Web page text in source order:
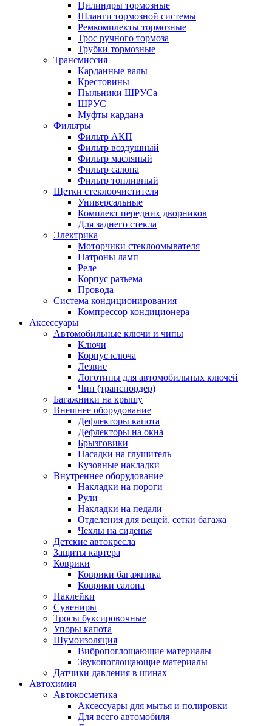
Цилиндры тормозные
Шланги тормозной системы
Ремкомплекты тормозные
Трос ручного тормоза
Трубки тормозные
Трансмиссия
Карданные валы
Крестовины
Пыльники ШРУСа
ШРУС
Муфты кардана
Фильтры
Фильтр АКП
Фильтр воздушный
Фильтр масляный
Фильтр салона
Фильтр топливный
Щетки стеклоочистителя
Универсальные
Комплект передних дворников
Для заднего стекла
Электрика
Моторчики стеклоомывателя
Патроны ламп
Реле
Корпус разъема
Провода
Система кондиционирования
Компрессор кондиционера
Аксессуары
Автомобильные ключи и чипы
Ключи
Корпус ключа
Лезвие
Логотипы для автомобильных ключей
Чип (транспордер)
Багажники на крышу
Внешнее оборудование
Дефлекторы капота
Дефлекторы на окна
Брызговики
Насадки на глушитель
Кузовные накладки
Внутреннее оборудование
Накладки на пороги
Рули
Накладки на педали
Отделения для вещей, сетки багажа
Чехлы на сиденья
Детские автокресла
Защиты картера
Коврики
Коврики багажника
Коврики салона
Наклейки
Сувениры
Тросы буксировочные
Упоры капота
Шумоизоляция
Вибропоглощающие материалы
Звукопоглощающие материалы
Датчики давления в шинах
Автохимия
Автокосметика
Аксессуары для мытья и полировки
Для всего автомобиля